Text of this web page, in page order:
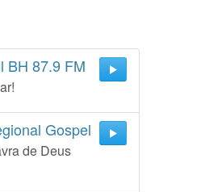
BH 87.9 FM
Gospel
de Deus